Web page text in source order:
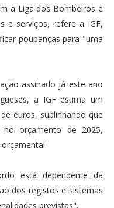
a Liga dos Bombeiros e
e serviços, refere a IGF,
poupanças para "uma
assinado já este ano
a IGF estima um
euros, sublinhando que
orçamento de 2025,
está dependente da
dos registos e sistemas
previstas".